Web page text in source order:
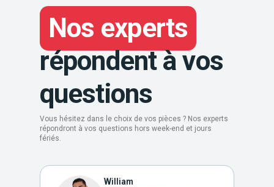
Nos experts
répondent à vos
questions
Vous hésitez dans le choix de vos pièces ? Nos experts
répondront à vos questions hors week-end et jours
fériés.
William